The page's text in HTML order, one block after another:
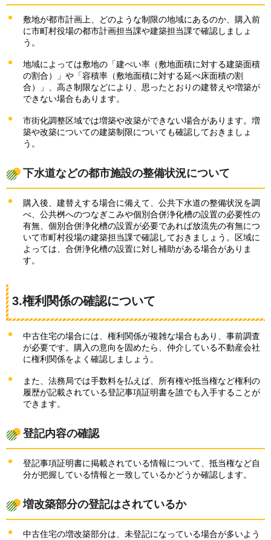
敷地が都市計画上、どのような制限の地域にあるのか、購入前
に市町村役場の都市計画担当課や建築担当課で確認しましょ
う。
地域によっては敷地の「建ぺい率（敷地面積に対する建築面積
の割合）」や「容積率（敷地面積に対する延べ床面積の割
合）」、高さ制限などにより、思ったとおりの建替えや増築が
できない場合もあります。
市街化調整区域では増築や改築ができない場合があります。増
築や改築についての建築制限についても確認しておきましょ
う。
下水道などの都市施設の整備状況について
購入後、建替えする場合に備えて、公共下水道の整備状況を調
べ、公共桝へのつなぎこみや個別合併浄化槽の設置の必要性の
有無、個別合併浄化槽の設置が必要であれば放流先の有無につ
いて市町村役場の建築担当課で確認しておきましょう。区域に
よっては、合併浄化槽の設置に対し補助がある場合がありま
す。
3.権利関係の確認について
中古住宅の場合には、権利関係が複雑な場合もあり、事前調査
が必要です。購入の意向を固めたら、仲介している不動産会社
に権利関係をよく確認しましょう。
また、法務局では手数料を払えば、所有権や抵当権など権利の
履歴が記載されている登記事項証明書を誰でも入手することが
できます。
登記内容の確認
登記事項証明書に掲載されている情報について、抵当権など自
分が把握している情報と一致しているかどうか確認します。
増改築部分の登記はされているか
中古住宅の増改築部分は、未登記になっている場合が多いよう